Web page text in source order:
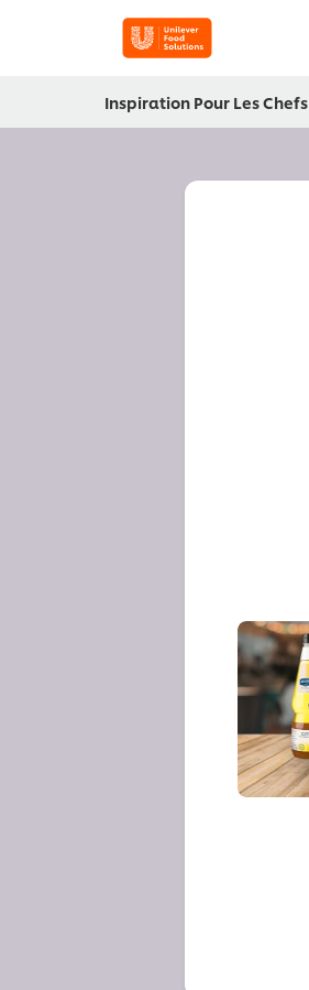
Inspiration Pour Les Chefs